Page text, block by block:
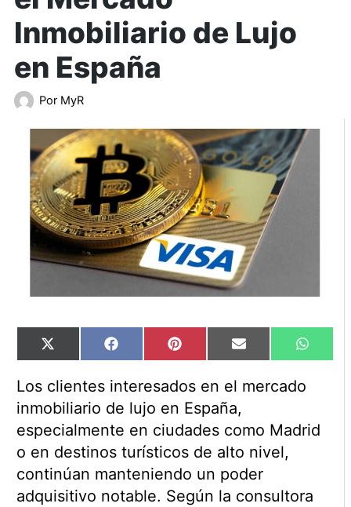
Inmobiliario de Lujo
en España
Por MyR
Compartir
en
X
(Twitter)
Compartir
en
Facebook Compartir
en
Pinterest Compartir
en
Email
en
Los clientes interesados en el mercado
inmobiliario de lujo en España,
especialmente en ciudades como Madrid
o en destinos turísticos de alto nivel,
continúan manteniendo un poder
adquisitivo notable. Según la consultora